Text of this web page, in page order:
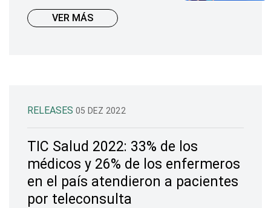
VER MÁS
RELEASES 05 DEZ 2022
TIC Salud 2022: 33% de los
médicos y 26% de los enfermeros
en el país atendieron a pacientes
por teleconsulta